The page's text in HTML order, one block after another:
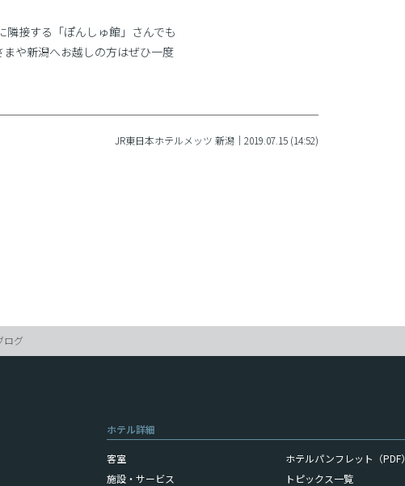
隣接する「ぽんしゅ館」さんでも
や新潟へお越しの方はぜひ一度
JR東日本ホテルメッツ 新潟｜2019.07.15 (14:52)
ログ
ホテル詳細
客室
施設・サービス
ホテルパンフレット（PDF）
トピックス一覧